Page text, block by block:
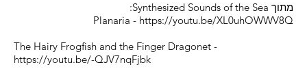
מתוך Synthesized Sounds of the Sea:
Planaria - https://youtu.be/XL0uhOWWV8Q
The Hairy Frogfish and the Finger Dragonet -
https://youtu.be/-QJV7nqFjbk